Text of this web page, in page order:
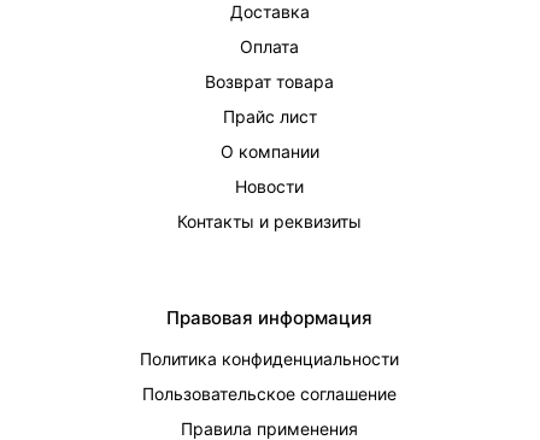
Доставка
Оплата
Возврат товара
Прайс лист
О компании
Новости
Контакты и реквизиты
Правовая информация
Политика конфиденциальности
Пользовательское соглашение
Правила применения